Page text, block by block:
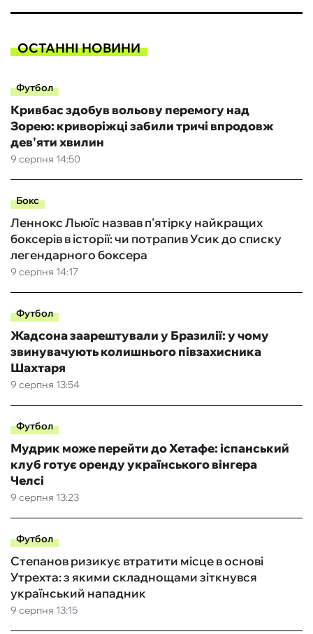
ОСТАННІ НОВИНИ
Футбол
9 серпня 14:50
Кривбас здобув вольову перемогу над
Зорею: криворіжці забили тричі впродовж
дев'яти хвилин
Бокс
9 серпня 14:17
Леннокс Льюїс назвав п'ятірку найкращих
боксерів в історії: чи потрапив Усик до списку
легендарного боксера
Футбол
9 серпня 13:54
Жадсона заарештували у Бразилії: у чому
звинувачують колишнього півзахисника
Шахтаря
Футбол
9 серпня 13:23
Мудрик може перейти до Хетафе: іспанський
клуб готує оренду українського вінгера
Челсі
Футбол
9 серпня 13:15
Степанов ризикує втратити місце в основі
Утрехта: з якими складнощами зіткнувся
український нападник